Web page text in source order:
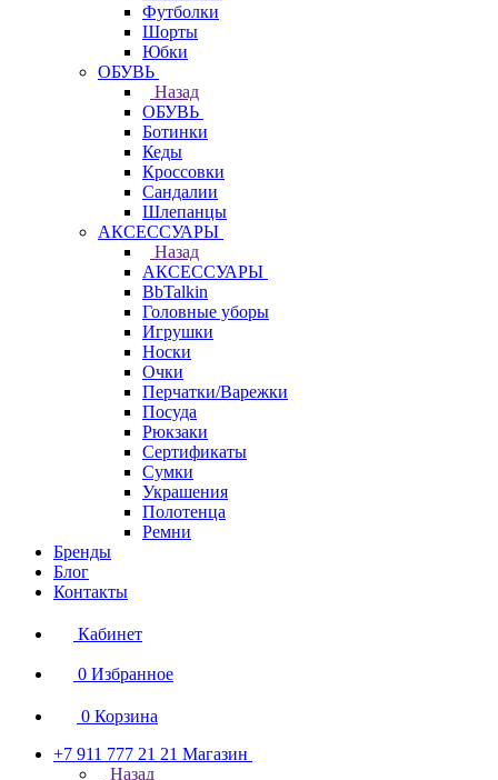
Футболки
Шорты
Юбки
ОБУВЬ
Назад
ОБУВЬ
Ботинки
Кеды
Кроссовки
Сандалии
Шлепанцы
АКСЕССУАРЫ
Назад
АКСЕССУАРЫ
BbTalkin
Головные уборы
Игрушки
Носки
Очки
Перчатки/Варежки
Посуда
Рюкзаки
Сертификаты
Сумки
Украшения
Полотенца
Ремни
Бренды
Блог
Контакты
Кабинет
0 Избранное
0 Корзина
+7 911 777 21 21 Магазин
Назад